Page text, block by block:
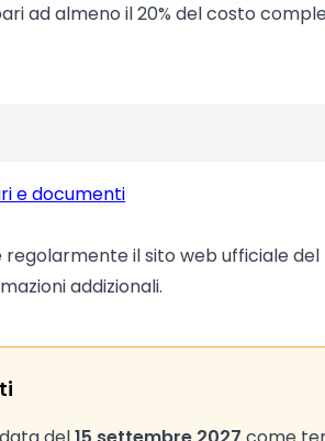
ad almeno il 20% del costo
e documenti
regolarmente il sito web ufficiale
addizionali.